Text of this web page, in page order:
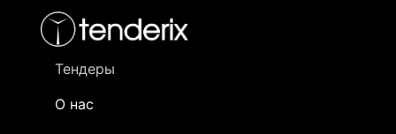
Тендеры
О нас
- активный лот
- сохраненный лот (не опубликован)